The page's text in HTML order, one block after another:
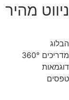
ניווט מהיר
הבלוג
מדריכים 360°
דוגמאות
טפסים